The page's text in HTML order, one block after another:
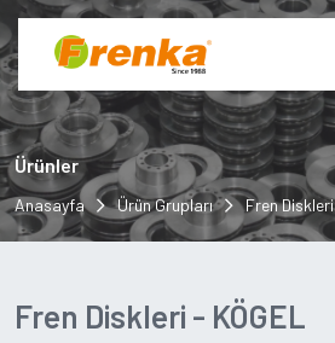
English
Turkish
Ürünler
Anasayfa Ürün Grupları Fren Diskleri
Fren Diskleri - KÖGEL